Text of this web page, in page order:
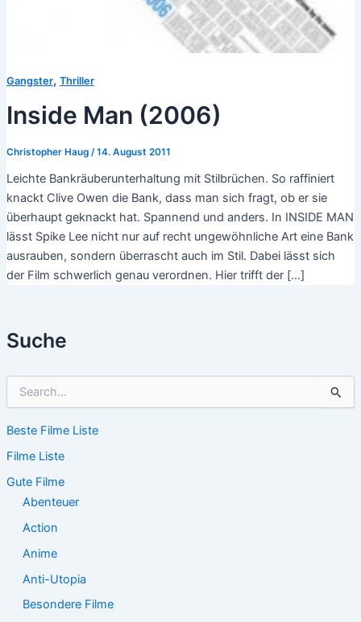
Suche
h
n
n
Beste Filme Liste
Filme Liste
Gute Filme
Abenteuer
Action
Anime
Anti-Utopia
Besondere Filme
Gangster, Thriller
Inside Man (2006)
Christopher Haug /14. August 2011
Leichte Bankräuberunterhaltung mit Stilbrüchen. So raffiniert
knackt Clive Owen die Bank, dass man sich fragt, ob er sie
überhaupt geknackt hat. Spannend und anders. In INSIDE MAN
lässt Spike Lee nicht nur auf recht ungewöhnliche Art eine Bank
ausrauben, sondern überrascht auch im Stil. Dabei lässt sich
der Film schwerlich genau verordnen. Hier trifft der […]